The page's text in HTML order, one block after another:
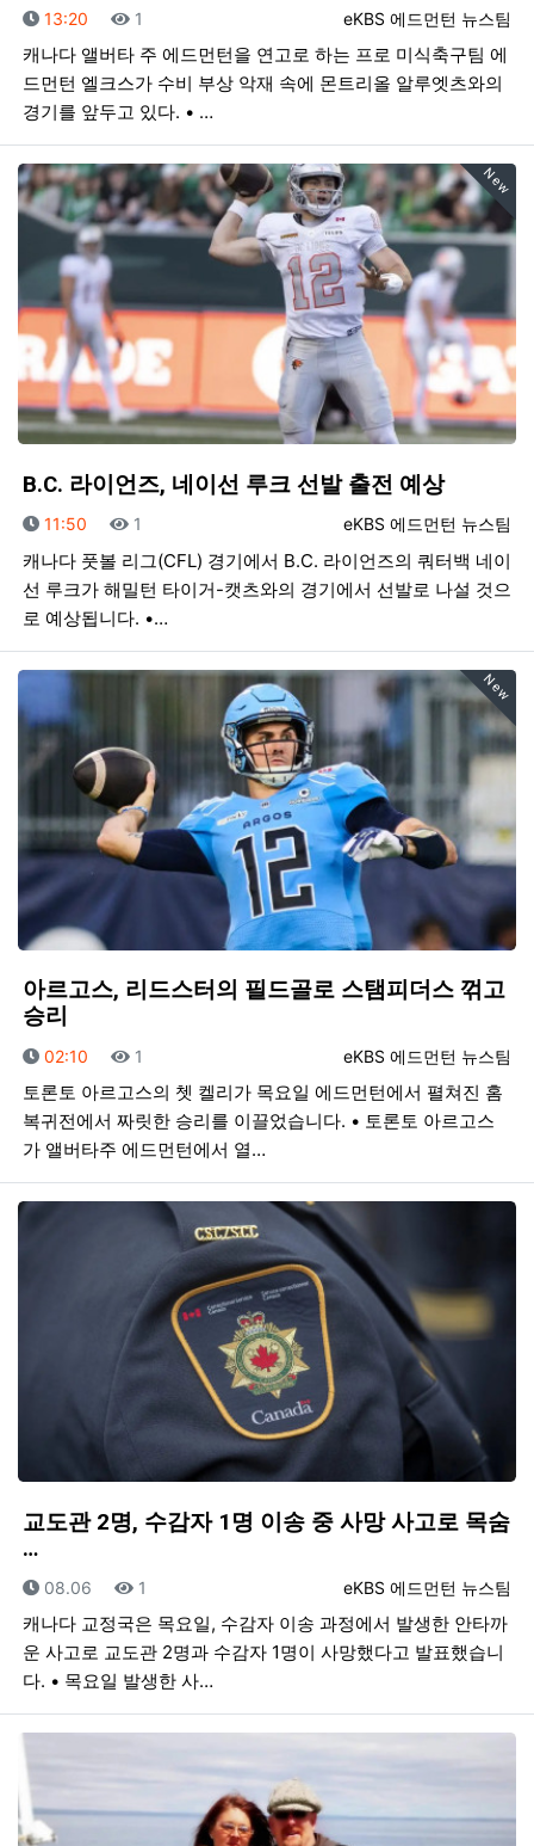
등록자
eKBS 에드먼턴 뉴스팀
등록일
13:20 조회
1
캐나다 앨버타 주 에드먼턴을 연고로 하는 프로 미식축구팀 에
드먼턴 엘크스가 수비 부상 악재 속에 몬트리올 알루엣츠와의
경기를 앞두고 있다. • …
New
B.C. 라이언즈, 네이선 루크 선발 출전 예상
등록자
eKBS 에드먼턴 뉴스팀
등록일
11:50 조회
1
캐나다 풋볼 리그(CFL) 경기에서 B.C. 라이언즈의 쿼터백 네이
선 루크가 해밀턴 타이거-캣츠와의 경기에서 선발로 나설 것으
로 예상됩니다. •…
New
아르고스, 리드스터의 필드골로 스탬피더스 꺾고
승리
등록자
eKBS 에드먼턴 뉴스팀
등록일
02:10 조회
1
토론토 아르고스의 쳇 켈리가 목요일 에드먼턴에서 펼쳐진 홈
복귀전에서 짜릿한 승리를 이끌었습니다. • 토론토 아르고스
가 앨버타주 에드먼턴에서 열…
교도관 2명, 수감자 1명 이송 중 사망 사고로 목숨
…
등록자
eKBS 에드먼턴 뉴스팀
등록일
08.06 조회
1
캐나다 교정국은 목요일, 수감자 이송 과정에서 발생한 안타까
운 사고로 교도관 2명과 수감자 1명이 사망했다고 발표했습니
다. • 목요일 발생한 사…